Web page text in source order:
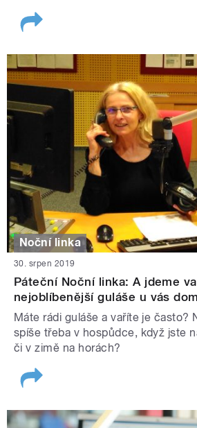
Noční linka
30. srpen 2019
Páteční Noční linka: A jdeme
nejoblíbenější guláše u vás
Máte rádi guláše a vaříte je často?
spíše třeba v hospůdce, když jste
či v zimě na horách?